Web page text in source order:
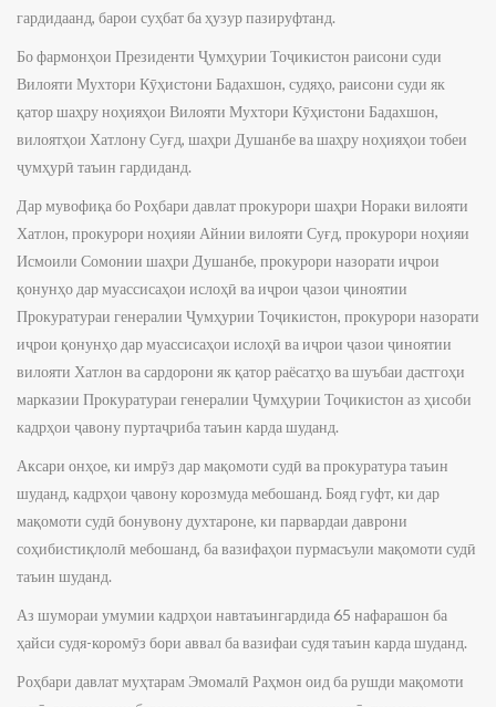
гардидаанд, барои суҳбат ба ҳузур пазируфтанд.
Бо фармонҳои Президенти Ҷумҳурии Тоҷикистон раисони суди
Вилояти Мухтори Кӯҳистони Бадахшон, судяҳо, раисони суди як
қатор шаҳру ноҳияҳои Вилояти Мухтори Кӯҳистони Бадахшон,
вилоятҳои Хатлону Суғд, шаҳри Душанбе ва шаҳру ноҳияҳои тобеи
ҷумҳурӣ таъин гардиданд.
Дар мувофиқа бо Роҳбари давлат прокурори шаҳри Нораки вилояти
Хатлон, прокурори ноҳияи Айнии вилояти Суғд, прокурори ноҳияи
Исмоили Сомонии шаҳри Душанбе, прокурори назорати иҷрои
қонунҳо дар муассисаҳои ислоҳӣ ва иҷрои ҷазои ҷиноятии
Прокуратураи генералии Ҷумҳурии Тоҷикистон, прокурори назорати
иҷрои қонунҳо дар муассисаҳои ислоҳӣ ва иҷрои ҷазои ҷиноятии
вилояти Хатлон ва сардорони як қатор раёсатҳо ва шуъбаи дастгоҳи
марказии Прокуратураи генералии Ҷумҳурии Тоҷикистон аз ҳисоби
кадрҳои ҷавону пуртаҷриба таъин карда шуданд.
Аксари онҳое, ки имрӯз дар мақомоти судӣ ва прокуратура таъин
шуданд, кадрҳои ҷавону корозмуда мебошанд. Бояд гуфт, ки дар
мақомоти судӣ бонувону духтароне, ки парвардаи даврони
соҳибистиқлолӣ мебошанд, ба вазифаҳои пурмасъули мақомоти судӣ
таъин шуданд.
Аз шумораи умумии кадрҳои навтаъингардида 65 нафарашон ба
ҳайси судя-коромӯз бори аввал ба вазифаи судя таъин карда шуданд.
Роҳбари давлат муҳтарам Эмомалӣ Раҳмон оид ба рушди мақомоти